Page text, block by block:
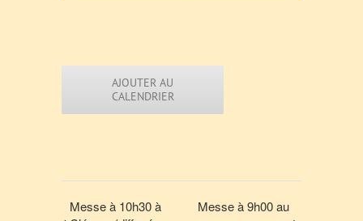
AJOUTER AU
CALENDRIER
Messe à 10h30 à
Messe à 9h00 au